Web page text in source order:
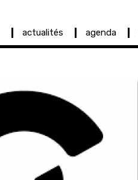
actualités agenda